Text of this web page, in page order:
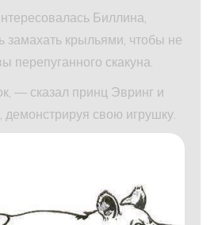
Биллина,
замахать крыльями, чтобы не
перепуганного скакуна.
— сказал принц Эвринг и
свою игрушку.